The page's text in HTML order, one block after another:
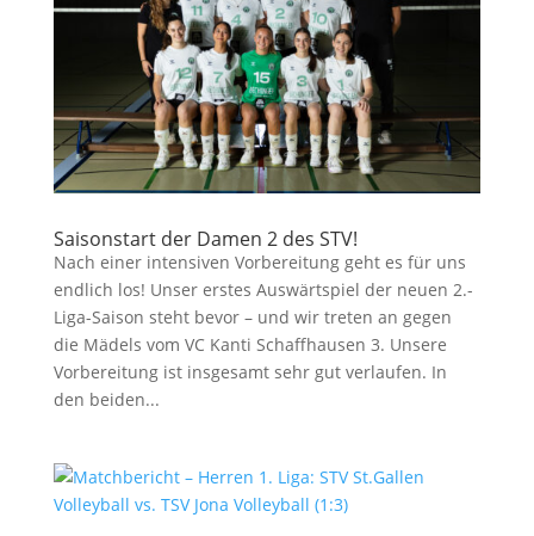
Saisonstart der Damen 2 des STV!
Nach einer intensiven Vorbereitung geht es für uns
endlich los! Unser erstes Auswärtspiel der neuen 2.-
Liga-Saison steht bevor – und wir treten an gegen
die Mädels vom VC Kanti Schaffhausen 3. Unsere
Vorbereitung ist insgesamt sehr gut verlaufen. In
den beiden...